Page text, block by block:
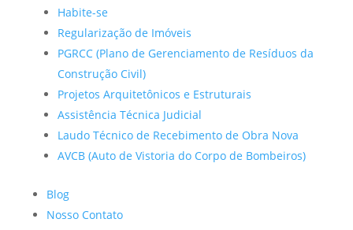
Habite-se
Regularização de Imóveis
PGRCC (Plano de Gerenciamento de Resíduos da
Construção Civil)
Projetos Arquitetônicos e Estruturais
Assistência Técnica Judicial
Laudo Técnico de Recebimento de Obra Nova
AVCB (Auto de Vistoria do Corpo de Bombeiros)
Blog
Nosso Contato